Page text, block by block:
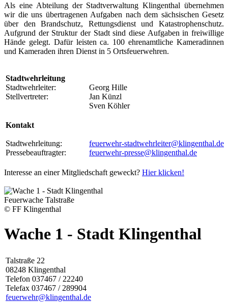
Als eine Abteilung der Stadtverwaltung Klingenthal übernehmen
wir die uns übertragenen Aufgaben nach dem sächsischen Gesetz
über den Brandschutz, Rettungsdienst und Katastrophenschutz.
Aufgrund der Struktur der Stadt sind diese Aufgaben in freiwillige
Hände gelegt. Dafür leisten ca. 100 ehrenamtliche Kameradinnen
und Kameraden ihren Dienst in 5 Ortsfeuerwehren.
Stadtwehrleitung
Stadtwehrleiter:
Stellvertreter:
Georg Hille
Jan Künzl
Sven Köhler
Kontakt
Stadtwehrleitung:
Pressebeauftragter:
feuerwehr-stadtwehrleiter@klingenthal.de
feuerwehr-presse@klingenthal.de
Interesse an einer Mitgliedschaft geweckt? Hier klicken!
Feuerwache Talstraße
© FF Klingenthal
Wache 1 - Stadt Klingenthal
Talstraße 22
08248 Klingenthal
Telefon 037467 / 22240
Telefax 037467 / 289904
feuerwehr@klingenthal.de